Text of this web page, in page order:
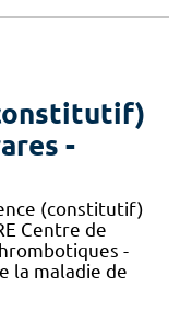
-
(constitutif)
Centre de
-
la maladie de